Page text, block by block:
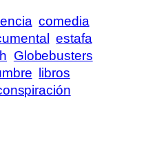
comedia
estafa
Globebusters
libros